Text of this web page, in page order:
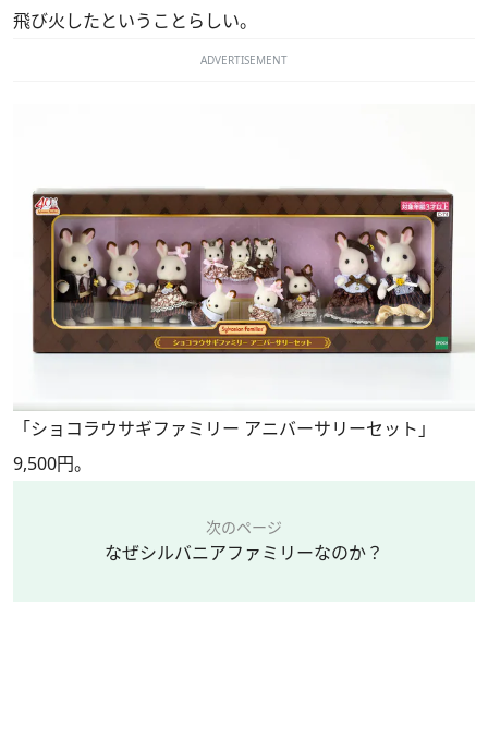
飛び火したということらしい。
ADVERTISEMENT
「ショコラウサギファミリー アニバーサリーセット」
9,500円。
次のページ
なぜシルバニアファミリーなのか？